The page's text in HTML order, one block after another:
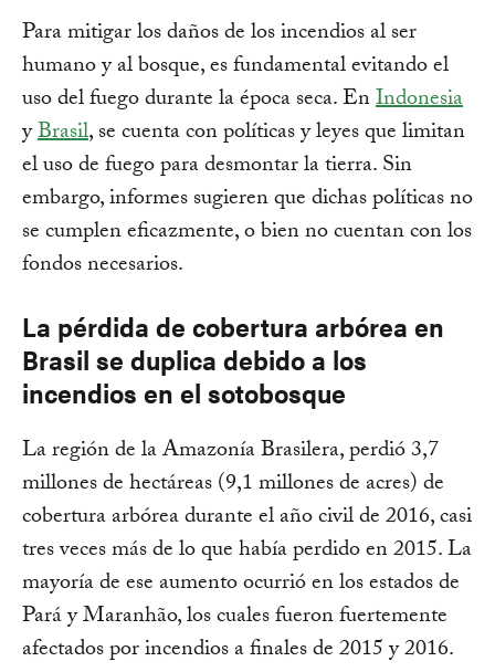
Para mitigar los daños de los incendios al ser
humano y al bosque, es fundamental evitando el
uso del fuego durante la época seca. EnIndonesia
yBrasil, se cuenta con políticas y leyes que limitan
el uso de fuego para desmontar la tierra. Sin
embargo, informes sugieren que dichas políticas no
se cumplen eficazmente, o bien no cuentan con los
fondos necesarios.
La pérdida de cobertura arbórea en
Brasil se duplica debido a los
incendios en el sotobosque
La región de la Amazonía Brasilera, perdió 3,7
millones de hectáreas (9,1 millones de acres) de
cobertura arbórea durante el año civil de 2016, casi
tres veces más de lo que había perdido en 2015. La
mayoría de ese aumento ocurrió en los estados de
Pará y Maranhão, los cuales fueron fuertemente
afectados por incendios a finales de 2015 y 2016.